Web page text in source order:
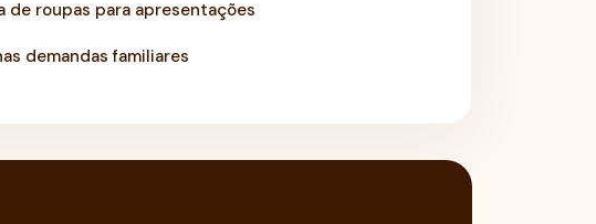
de roupas para apresentações
demandas familiares